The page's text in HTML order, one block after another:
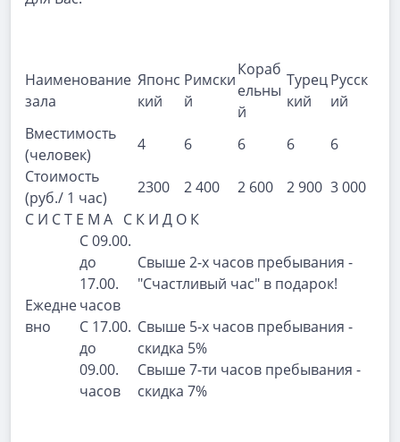
Наименование
зала
Японс
кий
Римски
й
Кораб
ельны
й
Турец
кий
Русск
ий
Вместимость
(человек)
4 6 6 6
6
Стоимость
(руб./ 1 час)
2300 2 400 2 600 2 900 3 000
С И С Т Е М А С К И Д О К
Ежедне
вно
С 09.00.
до
17.00.
часов
Свыше 2-х часов пребывания -
"Счастливый час" в подарок!
С 17.00.
до
09.00.
часов
Свыше 5-х часов пребывания -
скидка 5%
Свыше 7-ти часов пребывания -
скидка 7%